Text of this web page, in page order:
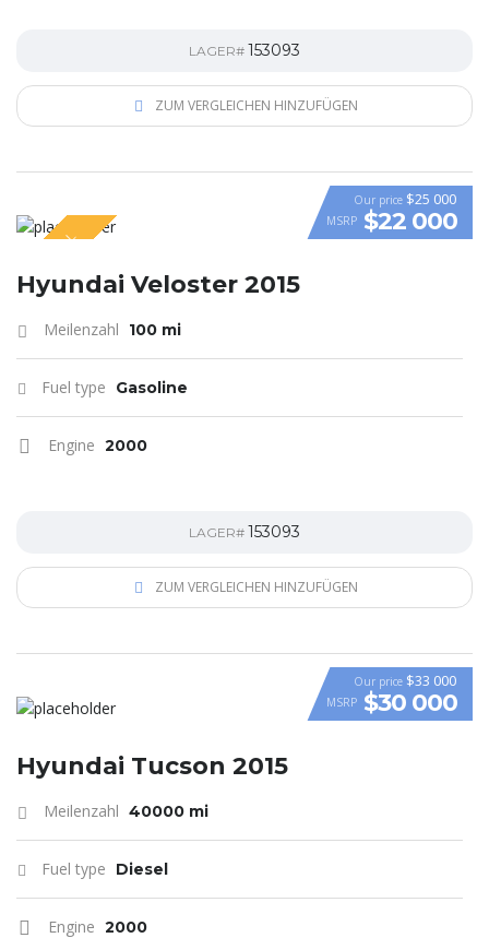
LAGER# 153093
ZUM VERGLEICHEN HINZUFÜGEN
VIDEO
SPECIAL
Our price $25 000
MSRP $22 000
Hyundai Veloster 2015
Meilenzahl 100 mi
Fuel type Gasoline
Engine 2000
LAGER# 153093
ZUM VERGLEICHEN HINZUFÜGEN
VIDEO
Our price $33 000
MSRP $30 000
Hyundai Tucson 2015
Meilenzahl 40000 mi
Fuel type Diesel
Engine 2000